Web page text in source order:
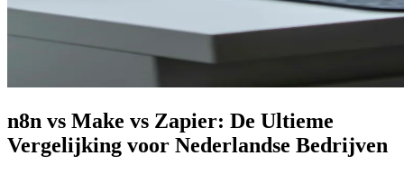
n8n vs Make vs Zapier: De Ultieme
Vergelijking voor Nederlandse Bedrijven